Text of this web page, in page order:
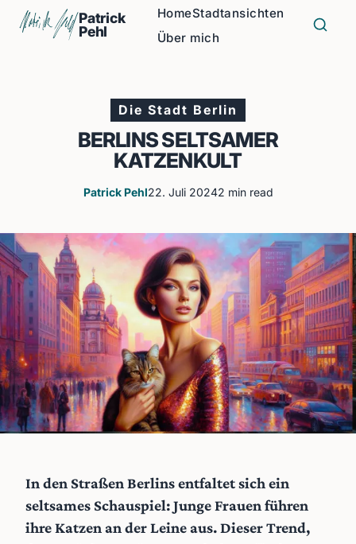
Patrick
Pehl
HomeStadtansichten
Über mich
Die Stadt Berlin
BERLINS SELTSAMER
KATZENKULT
Patrick Pehl22. Juli 20242 min read
In den Straßen Berlins entfaltet sich ein
seltsames Schauspiel: Junge Frauen führen
ihre Katzen an der Leine aus. Dieser Trend,